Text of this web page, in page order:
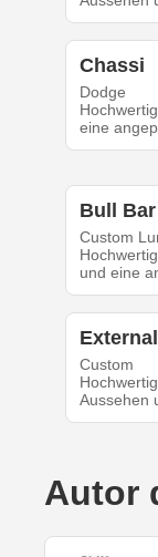
Chassi
Dodge
eine
Bull Bar
Custom
und eine
Custom
Aussehen
Autor